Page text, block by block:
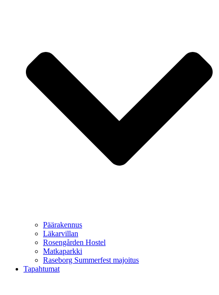
Päärakennus
Läkarvillan
Rosengården Hostel
Matkaparkki
Raseborg Summerfest majoitus
Tapahtumat